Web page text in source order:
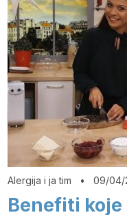
Alergija i ja tim •09/04/
Benefiti koje